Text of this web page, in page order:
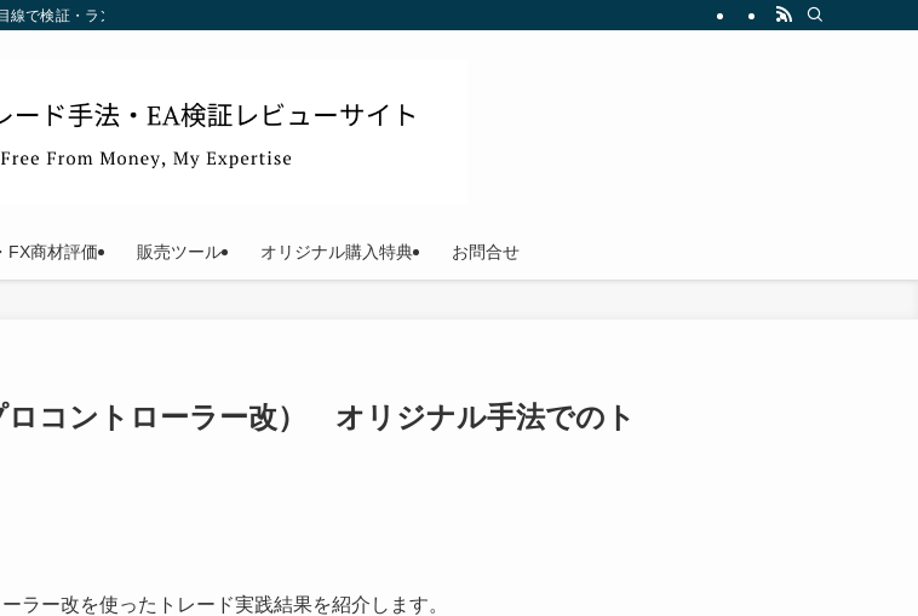
で検証・ランキング化している当サイトをご利用ください
FX商材評価 販売ツール オリジナル購入特典 お問合せ
コントローラー改） オリジナル手法でのト
ラー改を使ったトレード実践結果を紹介します。